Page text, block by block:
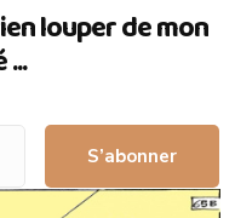
louper de mon
S’abonner